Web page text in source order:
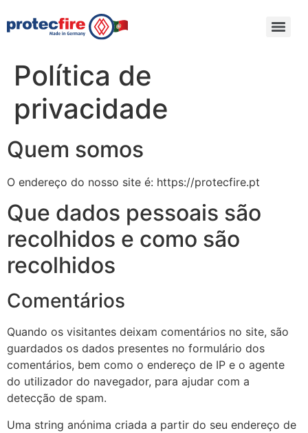
Política de
privacidade
Quem somos
O endereço do nosso site é: https://protecfire.pt
Que dados pessoais são
recolhidos e como são
recolhidos
Comentários
Quando os visitantes deixam comentários no site, são
guardados os dados presentes no formulário dos
comentários, bem como o endereço de IP e o agente
do utilizador do navegador, para ajudar com a
detecção de spam.
Uma string anónima criada a partir do seu endereço de